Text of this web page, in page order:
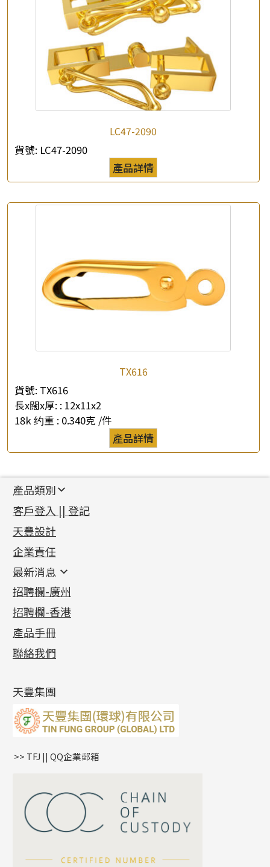
查詢以下產品
LC47-2090
貨號: LC47-2090
產品詳情
TX616
貨號: TX616
長x闊x厚: : 12x11x2
18k 约重 : 0.340克 /件
產品詳情
產品類別
新產品
足金系列
足金配件
機織鏈系列
珠仔鏈
镶口链
管狀網鏈
十字車花鏈系列
十字閃O鏈系列
十字錘打鏈系列
側身車花鏈系列
側身鏈系列
雙十字鏈系列
水波鏈系列
蛇骨鏈系列
鏈尾系列
嘴唇鏈系列
S車花鏈系列
珍珠鏈系列
坦克鏈系列
滿天星鏈系列
首飾配件
耳環類配件
卷迫系列
螺絲迫系列
梅花迫系列
平臺迫系列
綫拍系列
美拍系列
耳環扣系列
耳綫/耳鈎系列
耳環爪頭
耳環
鏈類配件
動感車花吊墜
調節珠系列
生圈扣系列
龍蝦扣系列
鴨俐制系列
字母吊墜
相盒吊墜
項鏈吊墜
生肖吊墜
星座吊墜
珠扣
其他類配件
珠盤系列
袖口鈕系列
焊片及鐳射綫
空心車花管
珠類配件
無孔光身珠
空心光身珠
無孔批花珠
鑲口類
四爪頭系列
六爪頭系列
車花片
動感車花片
鑲口戒指
鑲口手鏈系列
首飾系列
手镯系列
戒指系列
空心耳環
空心车花管首饰链
空心手鐲系列
貴金屬原料
千足金
記憶金屬系列
記憶戒指
拉簧珠珠手鏈
記憶鈦手鐲
客戶登入 || 登記
天豐設計
企業責任
最新消息
最新消息
各項證書(2)
相片集(9)
展覽會資訊
最新產品資訊
招聘欄-廣州
招聘欄-香港
產品手冊
聯絡我們
天豐集團
>> TFJ || QQ企業郵箱